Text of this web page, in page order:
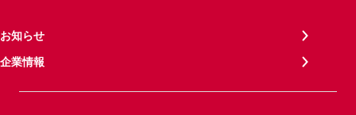
お知らせ
企業情報